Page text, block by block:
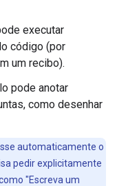
executar
código (por
um recibo).
pode anotar
como desenhar
automaticamente o
pedir explicitamente
"Escreva um